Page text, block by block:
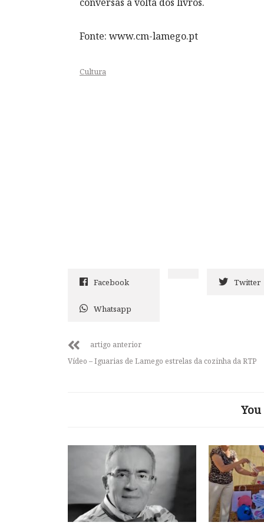
Fonte: www.cm-lamego.pt
Cultura
Facebook Twitter
Whatsapp
artigo anterior
Vídeo – Iguarias de Lamego estrelas da cozinha da RTP